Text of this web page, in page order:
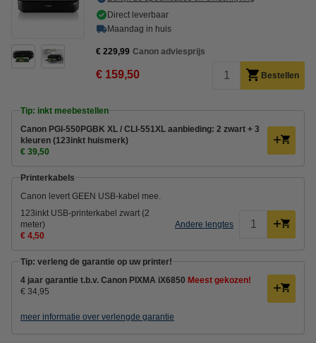
Direct leverbaar
Maandag in huis
€ 229,99 Canon adviesprijs
€ 159,50 Bestellen
Tip: inkt meebestellen
Canon PGI-550PGBK XL / CLI-551XL aanbieding: 2 zwart + 3
kleuren (123inkt huismerk)
€ 39,50
Printerkabels
Canon levert GEEN USB-kabel mee.
123inkt USB-printerkabel zwart (2
meter)
€ 4,50
Andere lengtes
Tip: verleng de garantie op uw printer!
4 jaar garantie t.b.v. Canon PIXMA iX6850 Meest gekozen!
€ 34,95
meer informatie over verlengde garantie